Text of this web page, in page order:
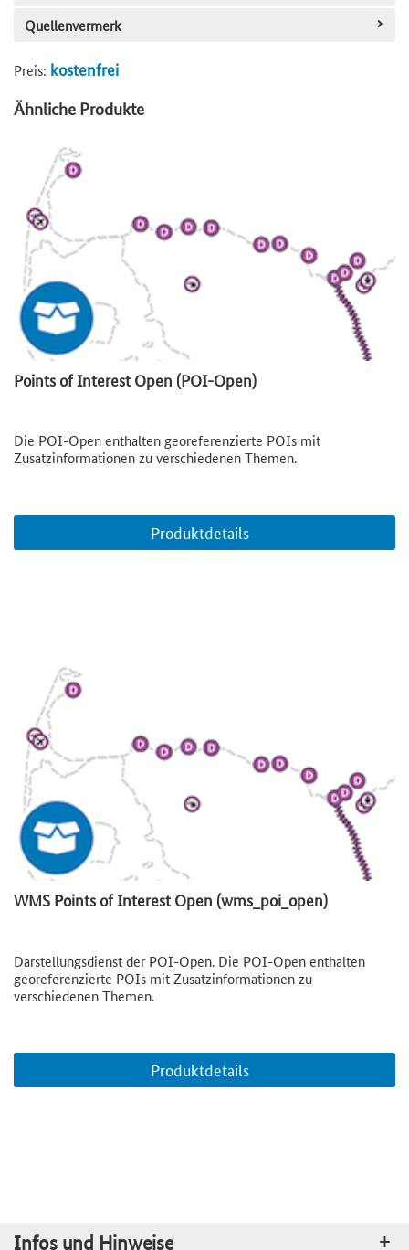
Quellenvermerk
Preis: kostenfrei
Ähnliche Produkte
Points of Interest Open (POI-Open)
Die POI-Open enthalten georeferenzierte POIs mit
Zusatzinformationen zu verschiedenen Themen.
Produktdetails
WMS Points of Interest Open (wms_poi_open)
Darstellungsdienst der POI-Open. Die POI-Open enthalten
georeferenzierte POIs mit Zusatzinformationen zu
verschiedenen Themen.
Produktdetails
Infos und Hinweise